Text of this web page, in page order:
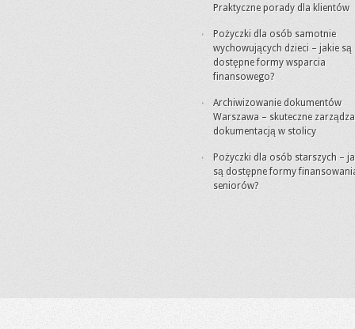
Praktyczne porady dla klientów
Pożyczki dla osób samotnie
wychowujących dzieci – jakie są
dostępne formy wsparcia
finansowego?
Archiwizowanie dokumentów
Warszawa – skuteczne
dokumentacją w stolicy
Pożyczki dla osób starszych –
są dostępne formy
seniorów?